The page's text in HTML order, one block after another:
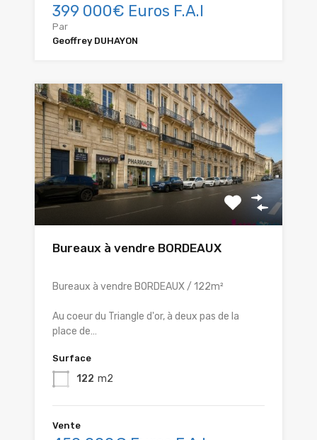
399 000€ Euros F.A.I
Par
Geoffrey DUHAYON
Bureaux à vendre BORDEAUX
Bureaux à vendre BORDEAUX / 122m²
Au coeur du Triangle d'or, à deux pas de la
place de…
Surface
122 m2
Vente